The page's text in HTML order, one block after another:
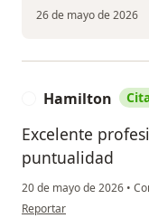
26 de mayo de 2026
Hamilton
Excelente
puntualidad
20 de mayo de 2026 •
en opinión del usuario
Reportar